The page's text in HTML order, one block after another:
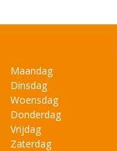
Maandag
Dinsdag
Woensdag
Donderdag
Vrijdag
Zaterdag